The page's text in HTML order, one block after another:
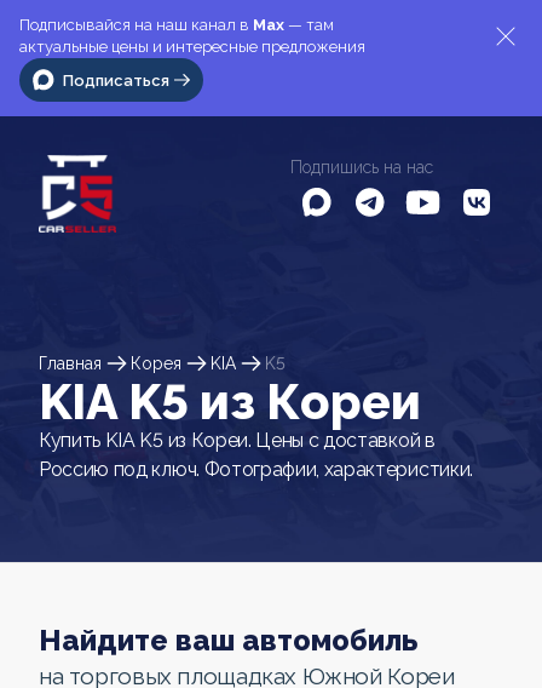
Подписывайся на наш канал в Max — там
актуальные цены и интересные предложения
Подписаться
Подпишись на нас
Главная Корея KIA K5
KIA K5 из Кореи
Купить KIA K5 из Кореи. Цены с доставкой в
Россию под ключ. Фотографии, характеристики.
Найдите ваш автомобиль
на торговых площадках Южной Кореи